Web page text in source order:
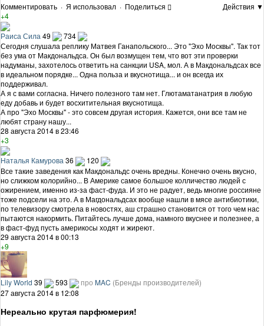
Комментировать · Я использовал · Поделиться
Действия ▼
+4
Раиса Сила 49
734
Сегодня слушала реплику Матвея Ганапольского... Это "Эхо Москвы". Так тот
без ума от Макдональдса. Он был возмущен тем, что вот эти проверки
надуманы, захотелось ответить на санкции USA, мол. А в Макдональдсах все
в идеальном порядке... Одна польза и вкуснотища... и он всегда их
поддерживал.
А я с вами согласна. Ничего полезного там нет. Глютаматанатрия в любую
еду добавь и будет восхитительная вкуснотища.
А про "Эхо Москвы" - это совсем другая история. Кажется, они все там не
любят страну нашу...
28 августа 2014 в 23:46
+3
Наталья Камурова 36
120
Все такие заведения как Макдональдс очень вредны. Конечно очень вкусно,
но слижком колорийно... В Америке самое большое колличество людей с
ожирением, именно из-за фаст-фуда. И это не радует, ведь многие россияне
тоже подсели на это. А в Магдональдсах вообще нашли в мясе антибиотики,
по телевизору смотрела в новостях, аш страшно становится от того чем нас
пытаются накормить. Питайтесь лучше дома, намного вкуснее и полезнее, а
в фаст-фуд пусть америкосы ходят и жиреют.
29 августа 2014 в 00:13
+9
Lily World 39 593 про MAC (Бренды производителей)
27 августа 2014 в 12:08
Нереально крутая парфюмерия!